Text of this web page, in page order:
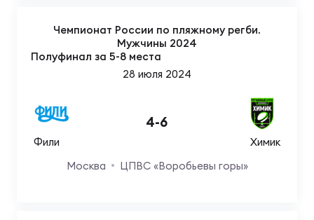
Чемпионат России по пляжному регби.
Мужчины 2024
Полуфинал за 5-8 места
28 июля 2024
Фили
4-6
Химик
Москва
ЦПВС «Воробьевы горы»